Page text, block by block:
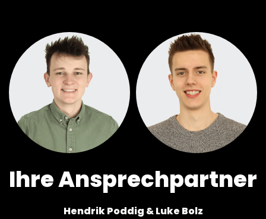
Ihre Ansprechpartner
Hendrik Poddig & Luke Bolz